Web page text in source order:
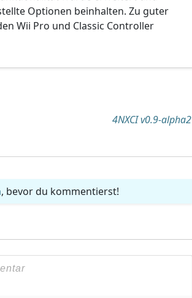
Optionen beinhalten. Zu guter
Wii Pro und Classic Controller
4NXCI v0.9-alpha2
, bevor du kommentierst!